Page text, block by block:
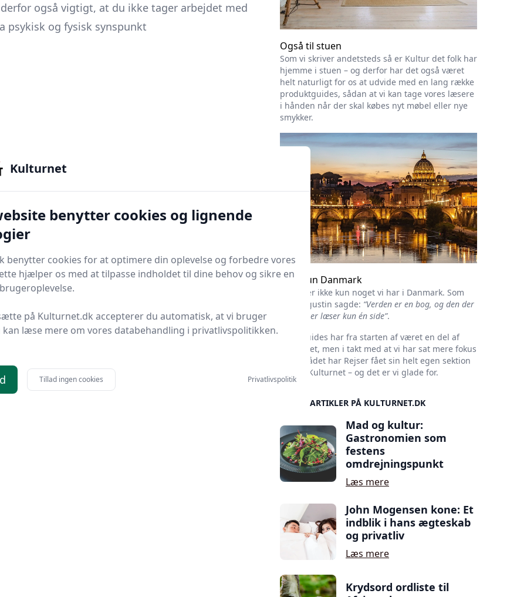
også vigtigt, at du ikke tager arbejdet med
psykisk og fysisk synspunkt
Også til stuen
Som vi skriver andetsteds så er Kultur det folk har
hjemme i stuen – og derfor har det også været
helt naturligt for os at udvide med en lang række
produktguides, sådan at vi kan tage vores læsere
i hånden når der skal købes nyt møbel eller nye
smykker.
Ikke kun Danmark
Kultur er ikke kun noget vi har i Danmark. Som
Skt. Augustin sagde: “Verden er en bog, og den der
ikke rejser læser kun én side”.
Rejseguides har fra starten af været en del af
Kulturnet, men i takt med at vi har sat mere fokus
på området har Rejser fået sin helt egen sektion
her på Kulturnet – og det er vi glade for.
SIDSTE ARTIKLER PÅ KULTURNET.DK
Mad og kultur:
Gastronomien som
festens
omdrejningspunkt
Læs mere
John Mogensen kone: Et
indblik i hans ægteskab
og privatliv
Læs mere
Krydsord ordliste til
Kulturnet
benytter cookies og lignende
benytter cookies for at optimere din oplevelse og forbedre vores
hjælper os med at tilpasse indholdet til dine behov og sikre en
på Kulturnet.dk accepterer du automatisk, at vi bruger
kan læse mere om vores databehandling i privatlivspolitikken.
Tillad ingen cookies Privatlivspolitik